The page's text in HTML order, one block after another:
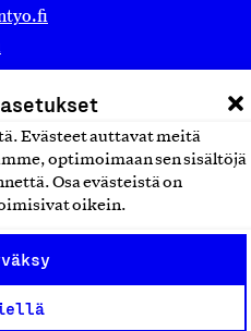
Evästeet auttavat meitä
optimoimaan sen sisältöjä
Osa evästeistä on
oikein.